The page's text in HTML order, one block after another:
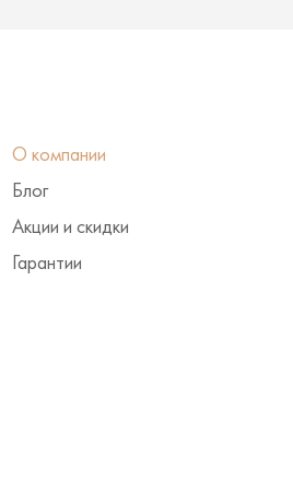
О компании
Блог
Акции и скидки
Гарантии